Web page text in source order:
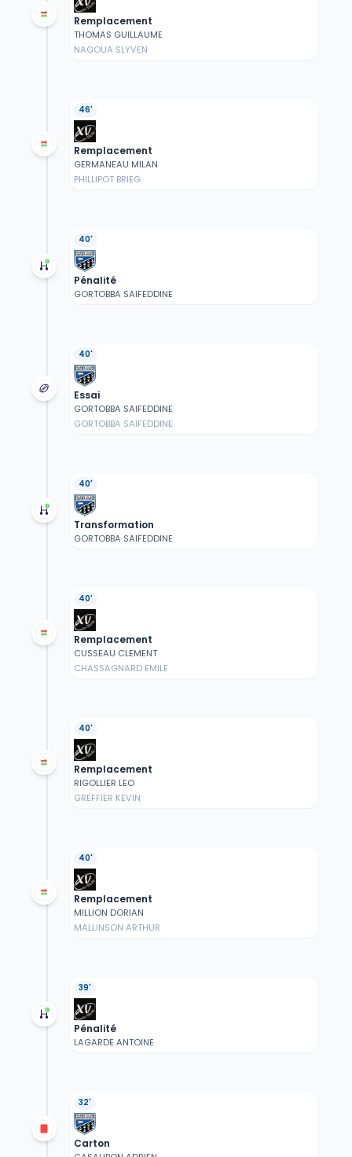
Remplacement
THOMAS GUILLAUME
NAGOUA SLYVEN
46'
Remplacement
GERMANEAU MILAN
PHILLIPOT BRIEG
40'
Pénalité
GORTOBBA SAIFEDDINE
40'
Essai
GORTOBBA SAIFEDDINE
GORTOBBA SAIFEDDINE
40'
Transformation
GORTOBBA SAIFEDDINE
40'
Remplacement
CUSSEAU CLEMENT
CHASSAGNARD EMILE
40'
Remplacement
RIGOLLIER LEO
GREFFIER KEVIN
40'
Remplacement
MILLION DORIAN
MALLINSON ARTHUR
39'
Pénalité
LAGARDE ANTOINE
32'
Carton